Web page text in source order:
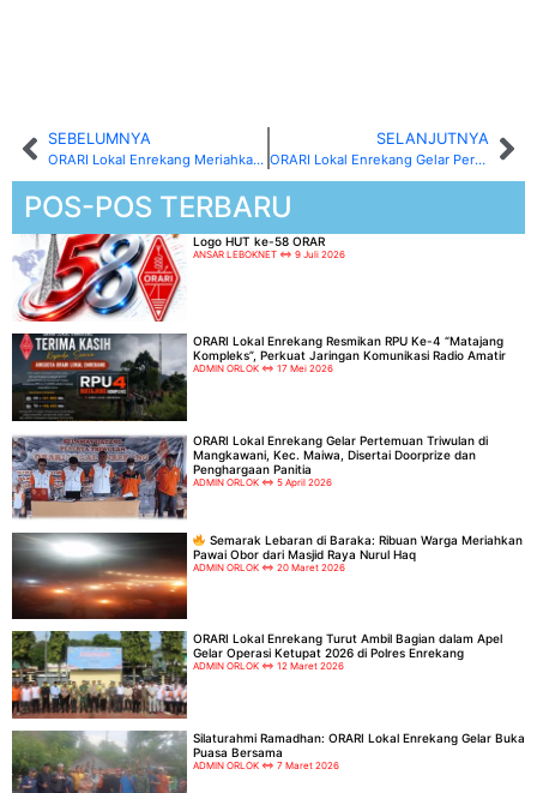
SEBELUMNYA
ORARI Lokal Enrekang Meriahkan Pawai HUT RI ke-80 di Anggeraja, Bagikan Doorprize 2 Unit HT
SELANJUTNYA
ORARI Lokal Enrekang Gelar Pertemuan Triwulan di Lombon: Merajut Kebersamaan dan Menyongsong Era Digitalisasi Amatir Radio
POS-POS TERBARU
Logo HUT ke-58 ORAR
ANSAR LEBOKNET 9 Juli 2026
ORARI Lokal Enrekang Resmikan RPU Ke-4 “Matajang
Kompleks”, Perkuat Jaringan Komunikasi Radio Amatir
ADMIN ORLOK 17 Mei 2026
ORARI Lokal Enrekang Gelar Pertemuan Triwulan di
Mangkawani, Kec. Maiwa, Disertai Doorprize dan
Penghargaan Panitia
ADMIN ORLOK 5 April 2026
Semarak Lebaran di Baraka: Ribuan Warga Meriahkan
Pawai Obor dari Masjid Raya Nurul Haq
ADMIN ORLOK 20 Maret 2026
ORARI Lokal Enrekang Turut Ambil Bagian dalam Apel
Gelar Operasi Ketupat 2026 di Polres Enrekang
ADMIN ORLOK 12 Maret 2026
Silaturahmi Ramadhan: ORARI Lokal Enrekang Gelar Buka
Puasa Bersama
ADMIN ORLOK 7 Maret 2026